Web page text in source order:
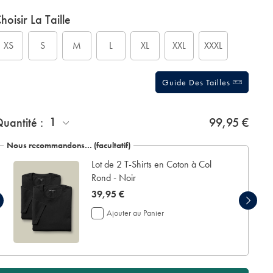
La Taille
XS S M L XL XXL XXXL
Guide Des Tailles
: 1 99,95 €
Nous recommandons… (facultatif)
Lot de 2 T-Shirts en Coton à Col
Rond - Noir
now
39,95
€
39,95 €
Ajouter au Panier